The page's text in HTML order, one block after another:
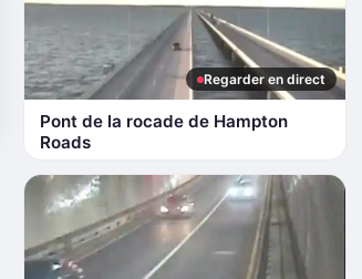
Regarder en direct
Pont de la rocade de Hampton
Roads